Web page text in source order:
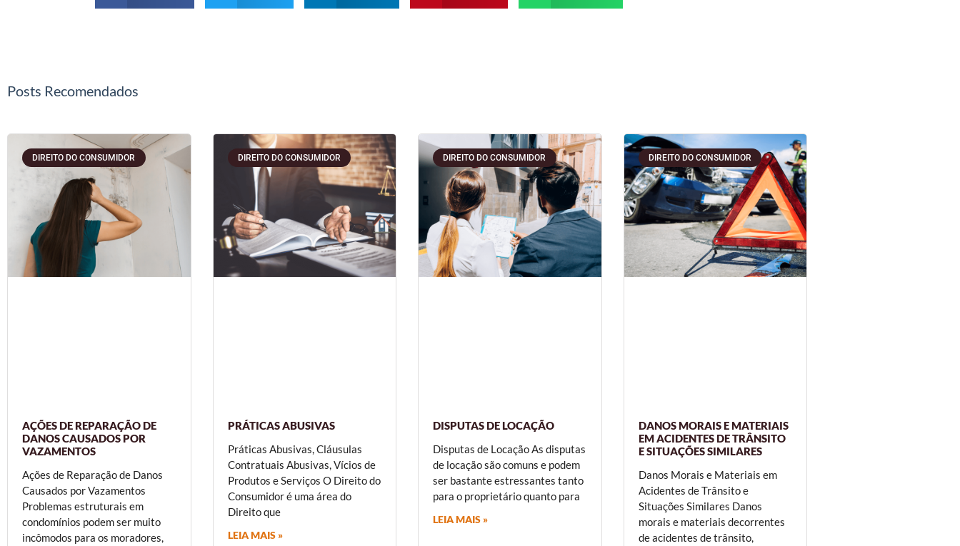
Posts Recomendados
DIREITO DO CONSUMIDOR
AÇÕES DE REPARAÇÃO DE
DANOS CAUSADOS POR
VAZAMENTOS
Ações de Reparação de Danos
Causados por Vazamentos
Problemas estruturais em
condomínios podem ser muito
incômodos para os moradores,
DIREITO DO CONSUMIDOR
PRÁTICAS ABUSIVAS
Práticas Abusivas, Cláusulas
Contratuais Abusivas, Vícios de
Produtos e Serviços O Direito do
Consumidor é uma área do
Direito que
LEIA MAIS »
DIREITO DO CONSUMIDOR
DISPUTAS DE LOCAÇÃO
Disputas de Locação As disputas
de locação são comuns e podem
ser bastante estressantes tanto
para o proprietário quanto para
LEIA MAIS »
DIREITO DO CONSUMIDOR
DANOS MORAIS E MATERIAIS
EM ACIDENTES DE TRÂNSITO
E SITUAÇÕES SIMILARES
Danos Morais e Materiais em
Acidentes de Trânsito e
Situações Similares Danos
morais e materiais decorrentes
de acidentes de trânsito,